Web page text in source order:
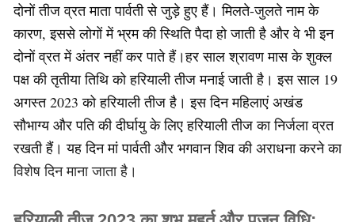
दोनों तीज व्रत माता पार्वती से जुड़े हुए हैं। मिलते-जुलते नाम के
कारण, इससे लोगों में भ्रम की स्थिति पैदा हो जाती है और वे भी इन
दोनों व्रत में अंतर नहीं कर पाते हैं।हर साल श्रावण मास के शुक्ल
पक्ष की तृतीया तिथि को हरियाली तीज मनाई जाती है। इस साल 19
अगस्त 2023 को हरियाली तीज है। इस दिन महिलाएं अखंड
सौभाग्य और पति की दीर्घायु के लिए हरियाली तीज का निर्जला व्रत
रखती हैं। यह दिन मां पार्वती और भगवान शिव की अराधना करने का
विशेष दिन माना जाता है।